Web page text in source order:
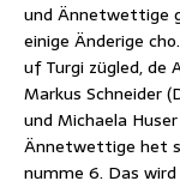
und Ännetwettige
einige Änderige
uf Turgi zügled, de
Markus Schneider
und Michaela
Ännetwettige het
numme 6. Das